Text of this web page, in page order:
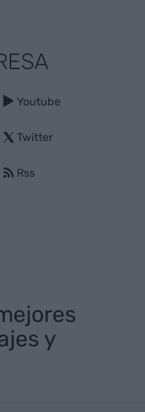
Youtube
Twitter
Rss
y